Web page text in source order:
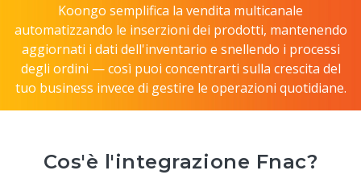
Koongo semplifica la vendita multicanale
automatizzando le inserzioni dei prodotti, mantenendo
aggiornati i dati dell'inventario e snellendo i processi
degli ordini — così puoi concentrarti sulla crescita del
tuo business invece di gestire le operazioni quotidiane.
Cos'è l'integrazione Fnac?